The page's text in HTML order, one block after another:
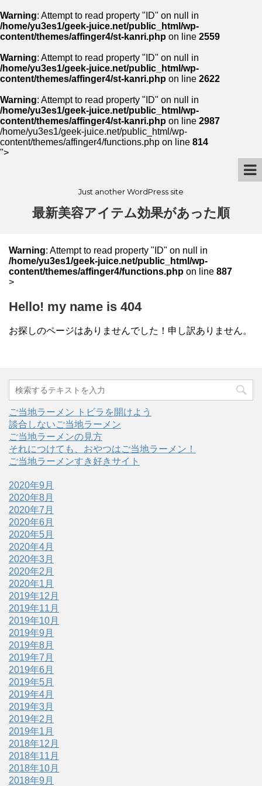
Warning: Attempt to read property "ID" on null in
/home/yu3es1/geek-juice.net/public_html/wp-
content/themes/affinger4/st-kanri.php on line 2559
Warning: Attempt to read property "ID" on null in
/home/yu3es1/geek-juice.net/public_html/wp-
content/themes/affinger4/st-kanri.php on line 2622
Warning: Attempt to read property "ID" on null in
/home/yu3es1/geek-juice.net/public_html/wp-
content/themes/affinger4/st-kanri.php on line 2987
/home/yu3es1/geek-juice.net/public_html/wp-
content/themes/affinger4/functions.php on line 814
">
Just another WordPress site
最新美容アイテム効果があった順
Warning: Attempt to read property "ID" on null in
/home/yu3es1/geek-juice.net/public_html/wp-
content/themes/affinger4/functions.php on line 887
>
Hello! my name is 404
お探しのページはありませんでした！申し訳ありません。
ご当地ラーメン トビラを開けよう
談合しないご当地ラーメン
ご当地ラーメンの見方
それにつけても、おやつはご当地ラーメン！
ご当地ラーメンすき好きサイト
2020年9月
2020年8月
2020年7月
2020年6月
2020年5月
2020年4月
2020年3月
2020年2月
2020年1月
2019年12月
2019年11月
2019年10月
2019年9月
2019年8月
2019年7月
2019年6月
2019年5月
2019年4月
2019年3月
2019年2月
2019年1月
2018年12月
2018年11月
2018年10月
2018年9月